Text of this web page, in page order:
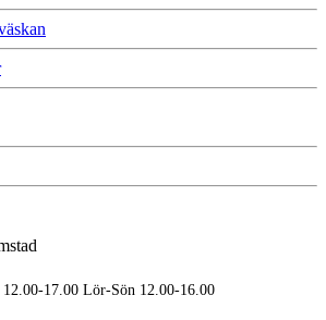
12.00-17.00 Lör-Sön 12.00-16.00